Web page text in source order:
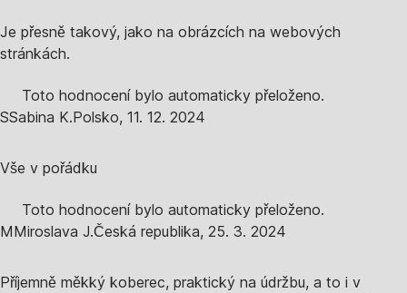
Je přesně takový, jako na obrázcích na webových
stránkách.
Toto hodnocení bylo automaticky přeloženo.
SSabina K.Polsko, 11. 12. 2024
Vše v pořádku
Toto hodnocení bylo automaticky přeloženo.
MMiroslava J.Česká republika, 25. 3. 2024
Příjemně měkký koberec, praktický na údržbu, a to i v